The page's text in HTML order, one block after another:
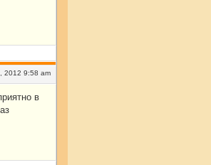
2012 9:58 am
в